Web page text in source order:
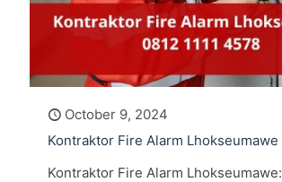
October 9, 2024
Kontraktor Fire Alarm Lhokseumawe
Kontraktor Fire Alarm